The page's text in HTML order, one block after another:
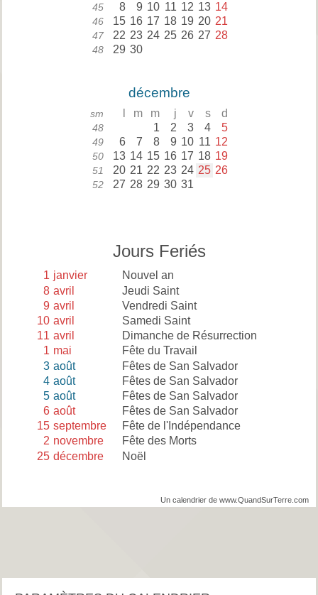
45 8 9 10 11 12 13 14
46 15 16 17 18 19 20 21
47 22 23 24 25 26 27 28
48 29 30
décembre
sm m m j v s d
48 1 2 3 4 5
49 6 7 8 9 10 11 12
50 13 14 15 16 17 18 19
51 20 21 22 23 24 25 26
52 27 28 29 30 31
Jours Feriés
1 janvier
Nouvel an
8 avril
Jeudi Saint
9 avril
Vendredi Saint
10 avril
Samedi Saint
11 avril
Dimanche de Résurrection
1 mai
Fête du Travail
3 août
Fêtes de San Salvador
4 août
Fêtes de San Salvador
5 août
Fêtes de San Salvador
6 août
Fêtes de San Salvador
15 septembre
Fête de l'Indépendance
2 novembre
Fête des Morts
25 décembre Noël
Un calendrier de www.QuandSurTerre.com